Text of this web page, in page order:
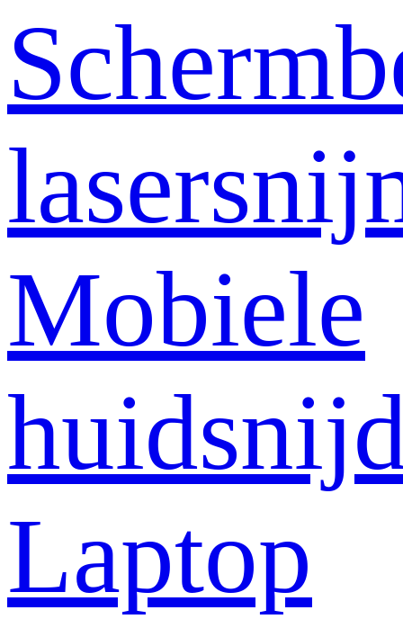
Mobiele
Laptop